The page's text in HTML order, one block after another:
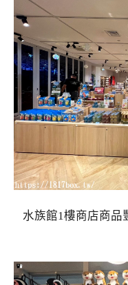
水族館1樓商店商品